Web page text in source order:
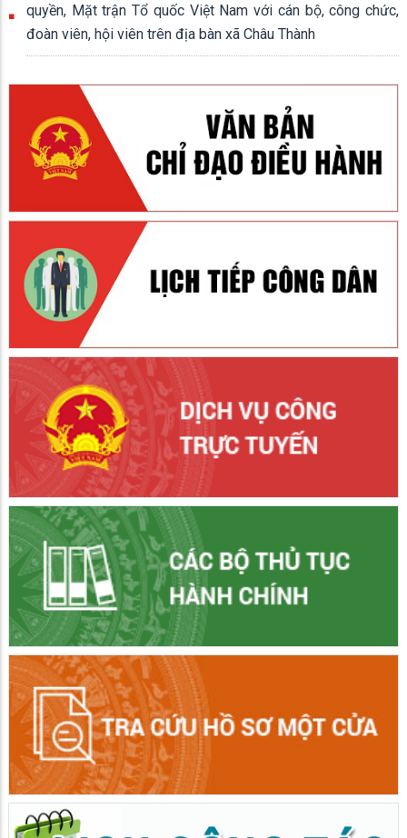
quyền, Mặt trận Tổ quốc Việt Nam với cán bộ, công chức,
đoàn viên, hội viên trên địa bàn xã Châu Thành